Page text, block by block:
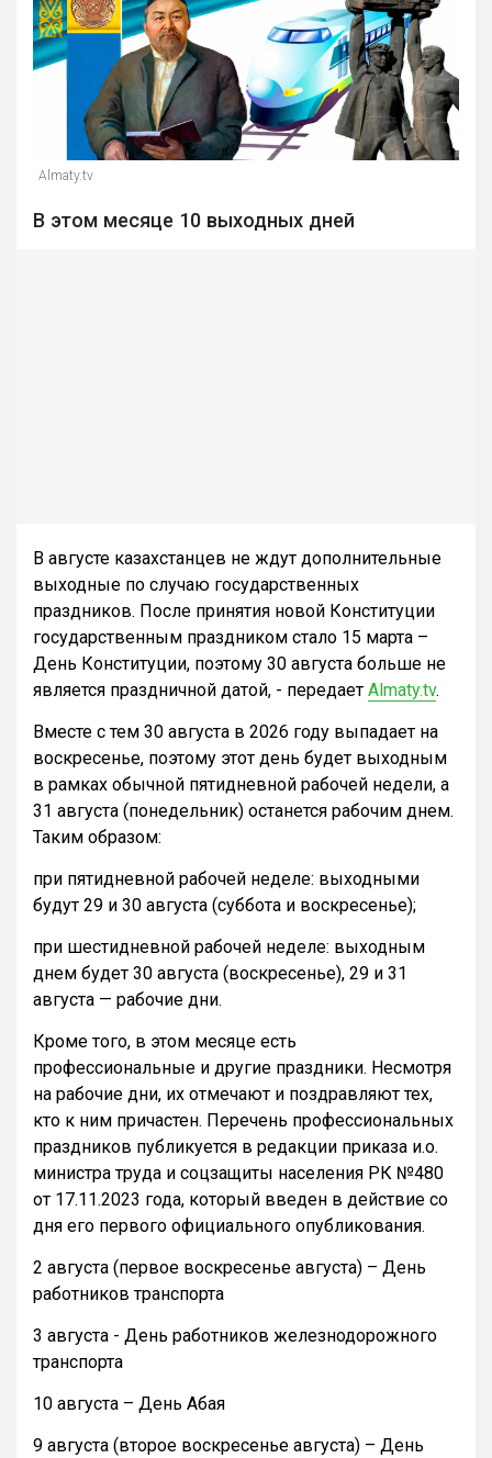
Almaty.tv
В этом месяце 10 выходных дней
В августе казахстанцев не ждут дополнительные
выходные по случаю государственных
праздников. После принятия новой Конституции
государственным праздником стало 15 марта –
День Конституции, поэтому 30 августа больше не
является праздничной датой, - передает Almaty.tv.
Вместе с тем 30 августа в 2026 году выпадает на
воскресенье, поэтому этот день будет выходным
в рамках обычной пятидневной рабочей недели, а
31 августа (понедельник) останется рабочим днем.
Таким образом:
при пятидневной рабочей неделе: выходными
будут 29 и 30 августа (суббота и воскресенье);
при шестидневной рабочей неделе: выходным
днем будет 30 августа (воскресенье), 29 и 31
августа — рабочие дни.
Кроме того, в этом месяце есть
профессиональные и другие праздники. Несмотря
на рабочие дни, их отмечают и поздравляют тех,
кто к ним причастен. Перечень профессиональных
праздников публикуется в редакции приказа и.о.
министра труда и соцзащиты населения РК №480
от 17.11.2023 года, который введен в действие со
дня его первого официального опубликования.
2 августа (первое воскресенье августа) – День
работников транспорта
3 августа - День работников железнодорожного
транспорта
10 августа – День Абая
9 августа (второе воскресенье августа) – День